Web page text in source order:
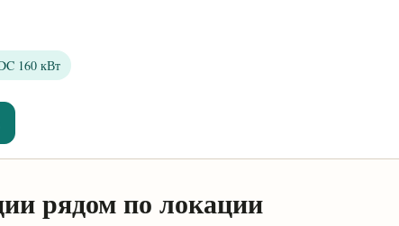
160 кВт
рядом по локации